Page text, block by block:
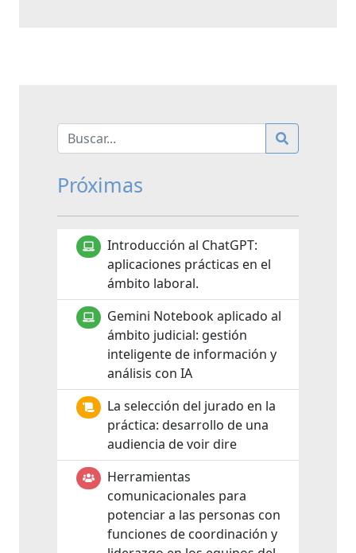
Próximas
Introducción al ChatGPT:
aplicaciones prácticas en el
ámbito laboral.
Gemini Notebook aplicado al
ámbito judicial: gestión
inteligente de información y
análisis con IA
La selección del jurado en la
práctica: desarrollo de una
audiencia de voir dire
Herramientas
comunicacionales para
potenciar a las personas con
funciones de coordinación y